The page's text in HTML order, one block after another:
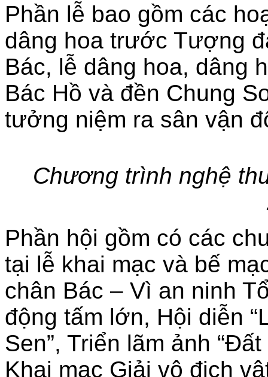
Phần lễ bao gồm các
dâng hoa trước Tượng
Bác, lễ dâng hoa, dâng
Bác Hồ và đền Chung
tưởng niệm ra sân vận
Chương trình nghệ
Phần hội gồm có các
tại lễ khai mạc và bế
chân Bác – Vì an ninh
động tấm lớn, Hội diễn
Sen”, Triển lãm ảnh
Khai mạc Giải vô địch